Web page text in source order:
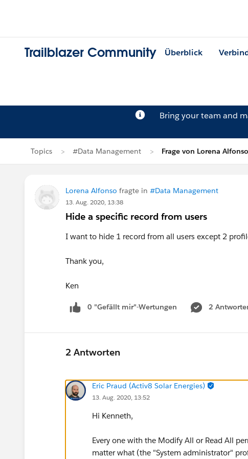
Trailblazer Community Überblick
Bring your team and
Topics #Data Management Frage von Lorena Alfonso
Lorena Alfonso fragte in #Data Management
13. Aug. 2020, 13:38
Hide a specific record from users
I want to hide 1 record from all users except 2
Thank you,
Ken
0 "Gefällt mir"-Wertungen 2
2 Antworten
Eric Praud (Activ8 Solar Energies)
13. Aug. 2020, 13:52
Hi Kenneth,
Every one with the Modify All or Read All
matter what (the "System administrator"